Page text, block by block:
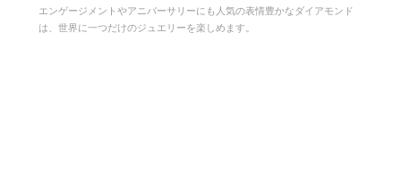
エンゲージメントやアニバーサリーにも人気の表情豊かなダイアモンド
は、世界に一つだけのジュエリーを楽しめます。